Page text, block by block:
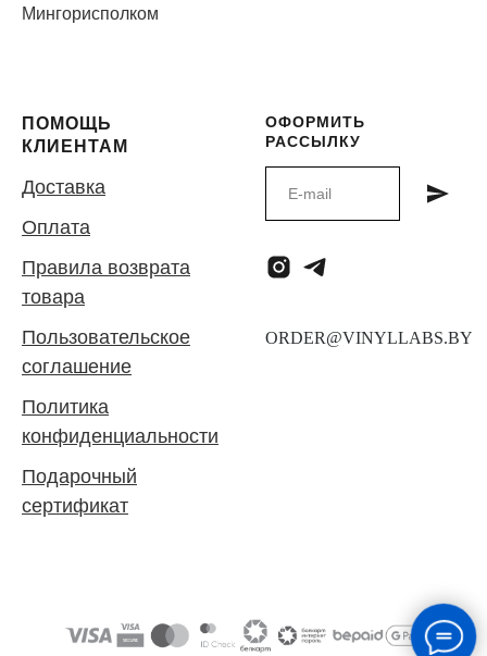
Мингорисполком
ПОМОЩЬ
КЛИЕНТАМ
Доставка
Оплата
Правила возврата
товара
Пользовательское
соглашение
Политика
конфиденциальности
Подарочный
сертификат
ОФОРМИТЬ
РАССЫЛКУ